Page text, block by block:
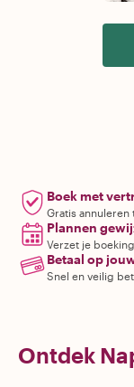
Boek met
Gratis annuleren
Plannen
Verzet je
Betaal op
Snel en veilig
Ontdek